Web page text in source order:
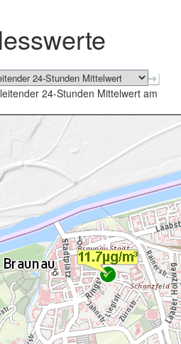
schließen
24-Stunden Mittelwert am